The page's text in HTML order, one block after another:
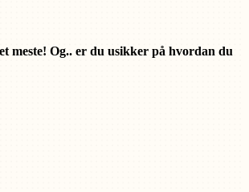
meste! Og.. er du usikker på hvordan du